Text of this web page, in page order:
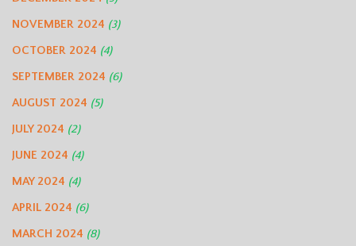
NOVEMBER 2024 (3)
OCTOBER 2024 (4)
SEPTEMBER 2024 (6)
AUGUST 2024 (5)
JULY 2024 (2)
JUNE 2024 (4)
MAY 2024 (4)
APRIL 2024 (6)
MARCH 2024 (8)